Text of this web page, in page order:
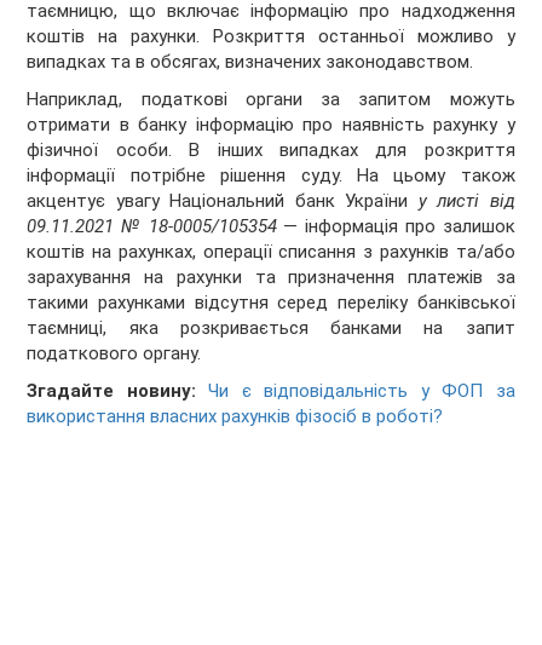
таємницю, що включає інформацію про надходження
коштів на рахунки. Розкриття останньої можливо у
випадках та в обсягах, визначених законодавством.
Наприклад, податкові органи за запитом можуть
отримати в банку інформацію про наявність рахунку у
фізичної особи. В інших випадках для розкриття
інформації потрібне рішення суду. На цьому також
акцентує увагу Національний банк України у листі від
09.11.2021 № 18-0005/105354— інформація про залишок
коштів на рахунках, операції списання з рахунків та/або
зарахування на рахунки та призначення платежів за
такими рахунками відсутня серед переліку банківської
таємниці, яка розкривається банками на запит
податкового органу.
Згадайте новину:
Чи є відповідальність у ФОП за
використання власних рахунків фізосіб в роботі?